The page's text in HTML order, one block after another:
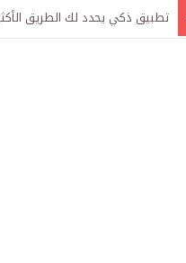
تركيا وسوريا توقعان اتفاقية